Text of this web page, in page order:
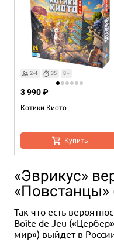
2-4 35 8+
Котики Киото
3 990 ₽
Купить
«Эврикус»
«Повстанцы»
Так что есть
Boîte de Jeu
мир») выйдет в